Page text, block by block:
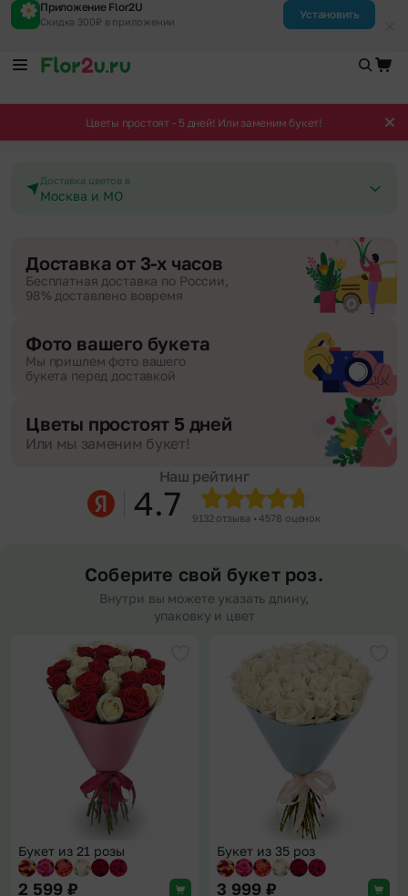
Приложение Flor2U
Скидка 300₽ в приложении
Установить
Цветы простоят - 5 дней! Или заменим букет!
Доставка цветов в
Москва и МО
Доставка от 3-х часов
Бесплатная доставка по России,
98% доставлено вовремя
Фото вашего букета
Мы пришлем фото вашего
букета перед доставкой
Цветы простоят 5 дней
Или мы заменим букет!
Наш рейтинг
4.7 9132 отзыва • 4578 оценок
Соберите свой букет роз.
Внутри вы можете указать длину,
упаковку и цвет
Добавить в избранное
Букет из 21 розы
2 599 ₽
Букет из 35 роз
3 999 ₽